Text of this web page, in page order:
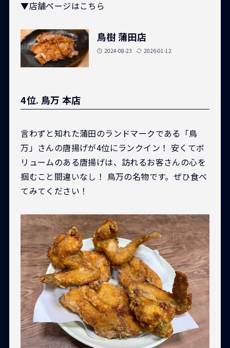
▼店舗ページはこちら
鳥樹 蒲田店
2024-08-23 2026-01-12
4位. 鳥万 本店
言わずと知れた蒲田のランドマークである「鳥
万」さんの唐揚げが4位にランクイン！ 安くてボ
リュームのある唐揚げは、訪れるお客さんの心を
掴むこと間違いなし！ 鳥万の名物です。ぜひ食べ
てみてください！